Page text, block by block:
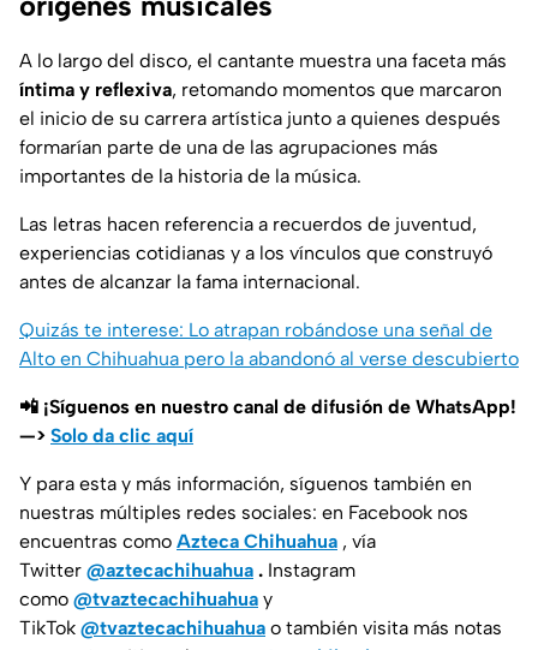
A lo largo del disco, el cantante muestra una faceta más
íntima y reflexiva, retomando momentos que marcaron
el inicio de su carrera artística junto a quienes después
formarían parte de una de las agrupaciones más
importantes de la historia de la música.
Las letras hacen referencia a recuerdos de juventud,
experiencias cotidianas y a los vínculos que construyó
antes de alcanzar la fama internacional.
Quizás te interese: Lo atrapan robándose una señal de
Alto en Chihuahua pero la abandonó al verse descubierto
📲 ¡Síguenos en nuestro canal de difusión de WhatsApp!
—> Solo da clic aquí
Y para esta y más información, síguenos también en
nuestras múltiples redes sociales: en Facebook nos
encuentras como Azteca Chihuahua , vía
Twitter @aztecachihuahua . Instagram
como @tvaztecachihuahua y
TikTok @tvaztecachihuahua o también visita más notas